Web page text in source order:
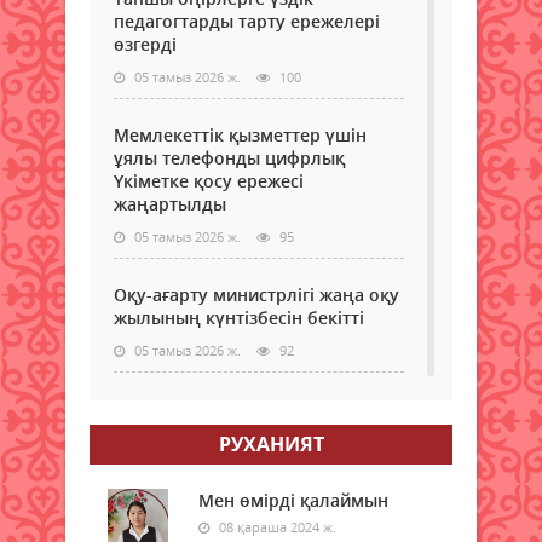
сан
Бұл
деп
да
туу
педагогтарды тарту ережелері
өзгерді
05 тамыз 2026 ж. 100
Мемлекеттік қызметтер үшін
ұялы телефонды цифрлық
Үкіметке қосу ережесі
жаңартылды
05 тамыз 2026 ж. 95
Оқу-ағарту министрлігі жаңа оқу
жылының күнтізбесін бекітті
05 тамыз 2026 ж. 92
күшейеді: төлемдерге цифрлық
қадағалау жүйесі енгізілмек
05 тамыз 2026 ж.
РУХАНИЯТ
Мен өмірді қалаймын
08 қараша 2024 ж.